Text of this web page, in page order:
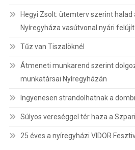
Hegyi Zsolt: ütemterv szerint
Nyíregyháza vasútvonal nyári
Tűz van Tiszalöknél
Átmeneti munkarend szerint
munkatársai Nyíregyházán
Ingyenesen strandolhatnak a
Súlyos vereséggel tér haza a
25 éves a nyíregyházi VIDOR